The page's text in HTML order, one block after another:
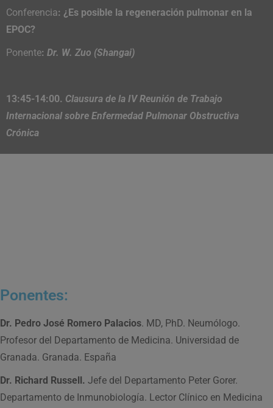
Conferencia: ¿Es posible la regeneración pulmonar en la
EPOC?
Ponente: Dr. W. Zuo (Shangai)
13:45-14:00. Clausura de la IV Reunión de Trabajo
Internacional sobre Enfermedad Pulmonar Obstructiva
Crónica
Ponentes:
Dr. Pedro José Romero Palacios. MD, PhD. Neumólogo.
Profesor del Departamento de Medicina. Universidad de
Granada. Granada. España
Dr. Richard Russell. Jefe del Departamento Peter Gorer.
Departamento de Inmunobiología. Lector Clínico en Medicina